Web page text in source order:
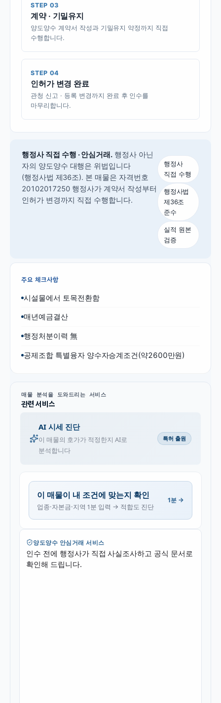
STEP 03
계약 · 기밀유지
양도양수 계약서 작성과 기밀유지 약정까지 직접
수행합니다.
STEP 04
인허가 변경 완료
관청 신고 · 등록 변경까지 완료 후 인수를
마무리합니다.
행정사 직접 수행 · 안심거래. 행정사 아닌
자의 양도양수 대행은 위법입니다
(행정사법 제36조). 본 매물은 자격번호
20102017250 행정사가 계약서 작성부터
인허가 변경까지 직접 수행합니다.
행정사
직접 수행
행정사법
제36조
준수
실적 원본
검증
주요 체크사항
시설물에서 토목전환함
매년예금결산
행정처분이력 無
공제조합 특별융자 양수자승계조건(약2600만원)
매물 분석을 도와드리는 서비스
관련 서비스
AI 시세 진단
이 매물의 호가가 적정한지 AI로
분석합니다
특허 출원
이 매물이 내 조건에 맞는지 확인
업종·자본금·지역 1분 입력 → 적합도 진단
1분 →
양도양수 안심거래 서비스
인수 전에 행정사가 직접 사실조사하고 공식 문서로
확인해 드립니다.